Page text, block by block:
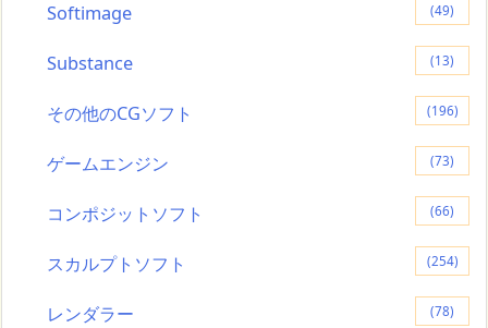
Softimage (49)
Substance (13)
その他のCGソフト (196)
ゲームエンジン (73)
コンポジットソフト (66)
スカルプトソフト (254)
レンダラー (78)